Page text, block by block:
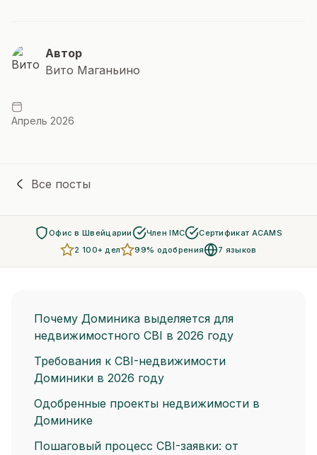
Автор
Вито Маганьино
Апрель 2026
Все посты
Офис в Швейцарии Член IMC
Сертификат ACAMS
2 100+ дел
99% одобрения 7 языков
Почему Доминика выделяется для
недвижимостного CBI в 2026 году
Требования к CBI-недвижимости
Доминики в 2026 году
Одобренные проекты недвижимости в
Доминике
Пошаговый процесс CBI-заявки: от